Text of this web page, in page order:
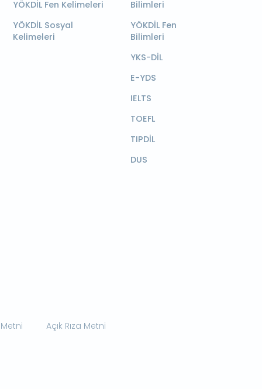
YÖKDİL Fen Kelimeleri
YÖKDİL Sosyal
Kelimeleri
Bilimleri
YÖKDİL Fen
Bilimleri
YKS-DİL
E-YDS
IELTS
TOEFL
TIPDİL
DUS
Açık Rıza Metni